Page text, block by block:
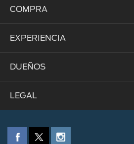
COMPRA
Prueba de Manejo
Brochures
Localizar Concesionario
EXPERIENCIA
Corporativo
Patrimonio
Tecnología
DUEÑOS
Mi Ford
Ofertas de Servicio
Mantenimiento del Vehículo
LEGAL
Política de Privacidad